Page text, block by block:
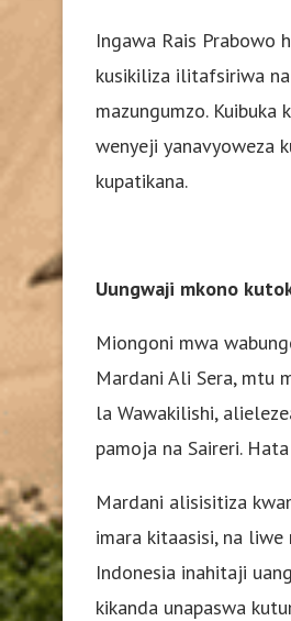
Ingawa Rais Prabowo
kusikiliza ilitafsiriwa
mazungumzo.
wenyeji yanavyoweza
kupatikana.
Uungwaji mkono
Miongoni mwa
Mardani Ali Sera, mtu
la Wawakilishi,
pamoja na Saireri.
Mardani alisisitiza
imara kitaasisi, na liwe
Indonesia inahitaji
kikanda unapaswa